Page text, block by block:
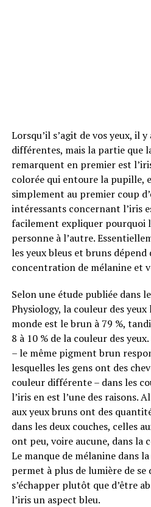
Lorsqu’il s’agit de vos yeux, il
différentes, mais la partie que
remarquent en premier est
colorée qui entoure la pupille,
simplement au premier coup
intéressants concernant l’iris
facilement expliquer pourquoi
personne à l’autre.
les yeux bleus et bruns dépend
concentration de mélanine et
Selon une étude publiée dans
Physiology, la couleur des
monde est le brun à 79 %,
8 à 10 % de la couleur des
– le même pigment brun
lesquelles les gens ont des
couleur différente – dans les
l’iris en est l’une des raisons.
aux yeux bruns ont des
dans les deux couches, celles
ont peu, voire aucune, dans la
Le manque de mélanine dans
permet à plus de lumière de se
s’échapper plutôt que d’être
l’iris un aspect bleu.